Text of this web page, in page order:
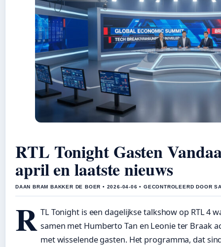
RTL Tonight Gasten
april en laatste nieuws
DAAN BRAM BAKKER DE BOER • 2026-04-06 • GECONTROLEERD DOOR
R TL Tonight is een dagelijkse talkshow op RTL 4
samen met Humberto Tan en Leonie ter Braak
met wisselende gasten. Het programma, dat